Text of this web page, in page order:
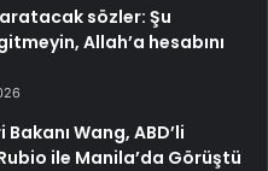
sözler: Şu
Allah’a hesabını
Bakanı Wang, ABD’li
ile Manila’da Görüştü